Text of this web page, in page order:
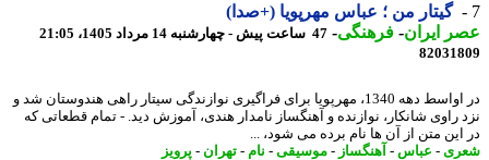
گیتار من ؛ عباس مهرپویا (+صدا)
ایران- فرهنگی-47 ساعت پیش - چهارشنبه 14 مرداد 1405، 21:05
در اواسط دهه 1340، مهرپویا برای فراگیری نوازندگی سیتار راهی هندوستان شد و
راوی شانکار، نوازنده و آهنگساز نامدار هندی، آموزش دید. - تمام قطعاتی که
متن از آن ها نام برده می شود، ...
- عباس-آهنگساز-موسیقی-نام -تهران- پرویز